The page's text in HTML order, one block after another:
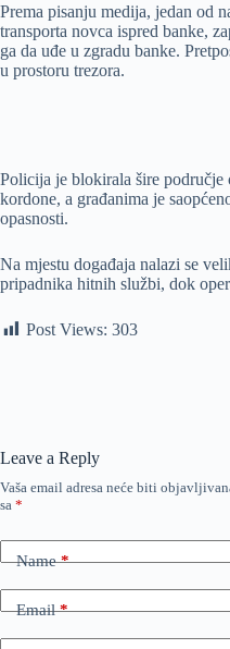
Prema pisanju medija, jedan od
transporta novca ispred banke,
ga da uđe u zgradu banke.
u prostoru trezora.
Policija je blokirala šire područje
kordone, a građanima je
opasnosti.
Na mjestu događaja nalazi se
pripadnika hitnih službi, dok
Post Views: 303
Leave a Reply
Vaša email adresa neće biti
sa *
Name*
Email*